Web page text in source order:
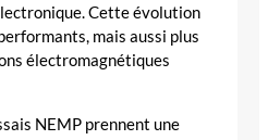
Cette évolution
mais aussi plus
électromagnétiques
NEMP prennent une